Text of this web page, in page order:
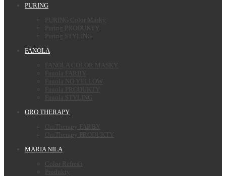
PURING
PURING Color Masky
Puring PRODUKTY
Puring STYLING
FANOLA
FANOLA COLOR MASKY
Fanola FARBY
Fanola NO YELLOW
Fanola PRODUKTY
Fanola STYLING
ORO THERAPY
OroTherapy FARBY
OroTherapy PRODUKTY
MARIA NILA
Color Refresh
Produkty